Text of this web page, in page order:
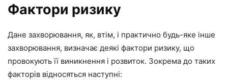
Фактори ризику
Дане захворювання, як, втім, і практично будь-яке інше
захворювання, визначає деякі фактори ризику, що
провокують її виникнення і розвиток. Зокрема до таких
факторів відносяться наступні: